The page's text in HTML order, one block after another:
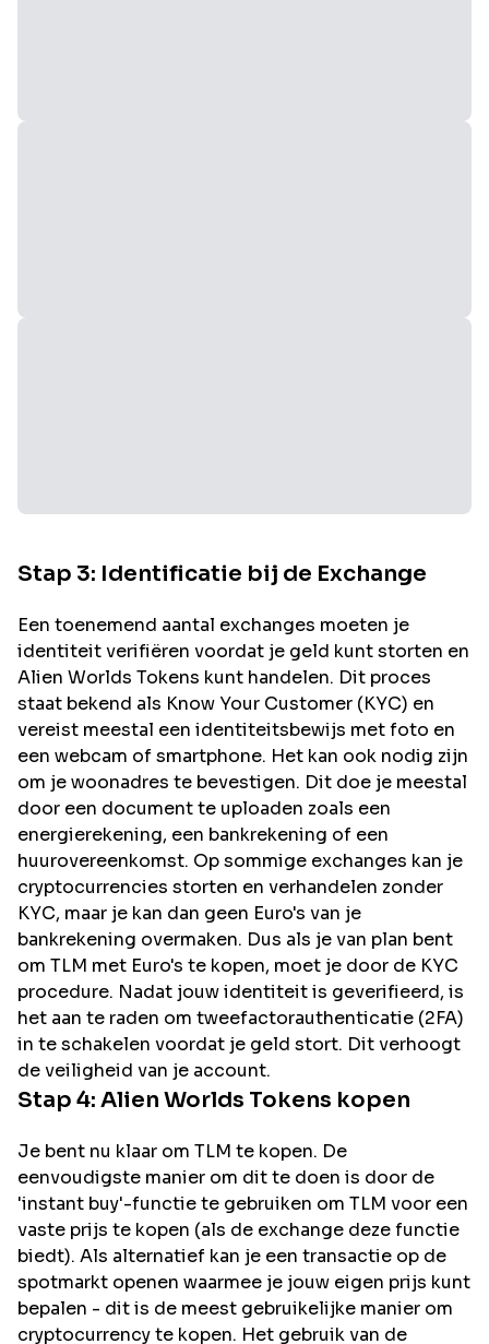
Stap 3: Identificatie bij de Exchange
Een toenemend aantal exchanges moeten je
identiteit verifiëren voordat je geld kunt storten en
Alien Worlds Tokens kunt handelen. Dit proces
staat bekend als Know Your Customer (KYC) en
vereist meestal een identiteitsbewijs met foto en
een webcam of smartphone. Het kan ook nodig zijn
om je woonadres te bevestigen. Dit doe je meestal
door een document te uploaden zoals een
energierekening, een bankrekening of een
huurovereenkomst. Op sommige exchanges kan je
cryptocurrencies storten en verhandelen zonder
KYC, maar je kan dan geen Euro's van je
bankrekening overmaken. Dus als je van plan bent
om TLM met Euro's te kopen, moet je door de KYC
procedure. Nadat jouw identiteit is geverifieerd, is
het aan te raden om tweefactorauthenticatie (2FA)
in te schakelen voordat je geld stort. Dit verhoogt
de veiligheid van je account.
Stap 4: Alien Worlds Tokens kopen
Je bent nu klaar om TLM te kopen. De
eenvoudigste manier om dit te doen is door de
'instant buy'-functie te gebruiken om TLM voor een
vaste prijs te kopen (als de exchange deze functie
biedt). Als alternatief kan je een transactie op de
spotmarkt openen waarmee je jouw eigen prijs kunt
bepalen - dit is de meest gebruikelijke manier om
cryptocurrency te kopen. Het gebruik van de